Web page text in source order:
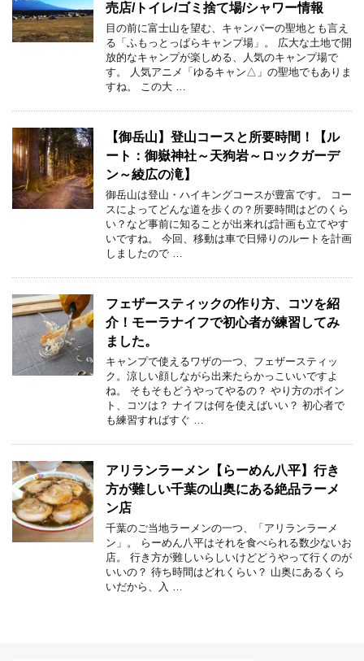
売店/トイレ/ゴミ捨て場/シャワー情報
目の前に富士山を望む、キャンパーの聖地とも言え
る「ふもっとっぱらキャンプ場」。 広大な土地で開
放的なキャンプが楽しめる、人気のキャンプ場で
す。 人気アニメ「ゆるキャン△」の聖地でもありま
すね。 この大 …
【御岳山】登山コースと所要時間！【ル
ート：御嶽神社～天狗岩～ロックガーデ
ン～綾広の滝】
御岳山は登山・ハイキングコースが豊富です。 コー
スによってどんな道を歩くの？所要時間はどのくら
い？など事前に知ることが出来れば計画も立てやす
いですね。 今回、移動は車で日帰りのルートを計画
しましたので …
フェザースティックの作り方、コツを紹
介！モーラナイフで初心者が練習してみ
ました。
キャンプで使えるワザの一つ、フェザースティッ
ク。涼しい顔しながら出来たらかっこいいですよ
ね。 そもそもどうやってやるの？ やり方のポイン
ト、コツは？ ナイフは何を使えばいい？ 初心者で
も練習すればすぐ …
アリランラーメン【らーめん八平】行き
方が難しい千葉の山奥にある絶品ラーメ
ン店
千葉のご当地ラーメンの一つ、「アリランラーメ
ン」。 らーめん八平はそれを食べられる数少ないお
店。 行き方が難しいらしいけどどうやって行くのが
いいの？ 待ち時間はどれくらい？ 山奥にあるくら
いだから、入 …